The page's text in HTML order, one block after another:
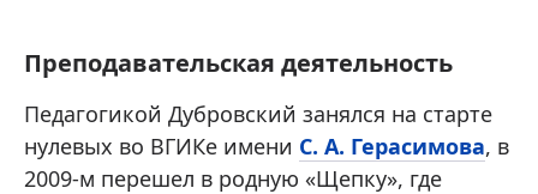
Преподавательская деятельность
Педагогикой Дубровский занялся на старте
нулевых во ВГИКе имени С. А. Герасимова, в
2009-м перешел в родную «Щепку», где